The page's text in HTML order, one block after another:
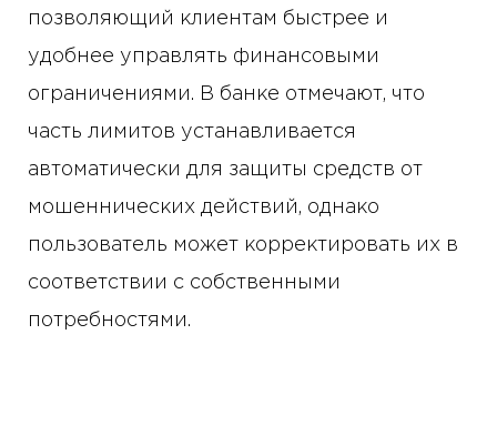
позволяющий клиентам быстрее и
удобнее управлять финансовыми
ограничениями. В банке отмечают, что
часть лимитов устанавливается
автоматически для защиты средств от
мошеннических действий, однако
пользователь может корректировать их в
соответствии с собственными
потребностями.